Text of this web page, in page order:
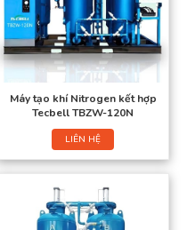
Máy tạo khí Nitrogen kết hợp
Tecbell TBZW-120N
LIÊN HỆ